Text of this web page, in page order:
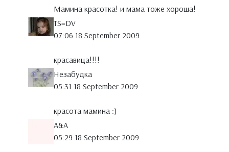
Мамина красотка! и мама тоже хороша!
TS=DV
07:06 18 September 2009
красавица!!!!
Незабудка
05:31 18 September 2009
красота мамина :)
A&A
05:29 18 September 2009